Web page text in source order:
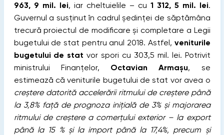
963, 9 mil. lei, iar cheltuielile – cu 1 312, 5 mil. lei.
Guvernul a susținut în cadrul ședinței de săptămâna
trecură proiectul de modificare și completare a Legii
bugetului de stat pentru anul 2018. Astfel, veniturile
bugetului de stat vor spori cu 303,5 mil. lei. Potrivit
ministrului Finanțelor, Octavian Armașu, se
estimează că veniturile bugetului de stat vor avea o
creștere datorită accelerării ritmului de creștere până
la 3,8% față de prognoza inițială de 3% și majorarea
ritmului de creștere a comerțului exterior – la export
până la 15 % și la import până la 17,4%, precum și